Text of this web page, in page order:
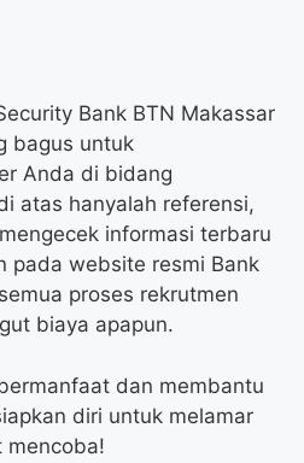
Bank BTN Makassar
bagus untuk
Anda di bidang
atas hanyalah referensi,
informasi terbaru
pada website resmi Bank
proses rekrutmen
biaya apapun.
dan membantu
diri untuk melamar
mencoba!